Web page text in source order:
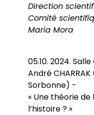
Direction
Comité
Maria Mora
05.10. 2024.
André
Sorbonne) -
« Une théorie
l’histoire ? »